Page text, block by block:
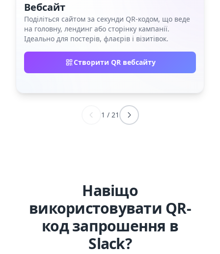
Вебсайт
Поділіться сайтом за секунди QR‑кодом, що веде
на головну, лендинг або сторінку кампанії.
Ідеально для постерів, флаєрів і візитівок.
Створити QR вебсайту
1 / 21
Навіщо
використовувати QR-
код запрошення в
Slack?